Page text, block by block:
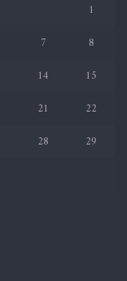
1
7
8
14
15
21
22
28
29